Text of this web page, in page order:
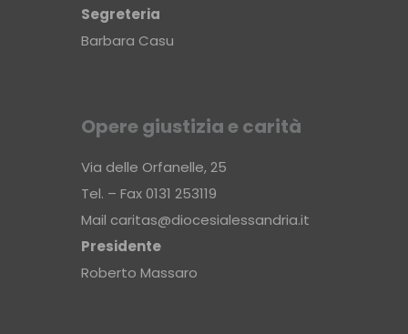
Segreteria
Barbara Casu
Opere giustizia e carità
Via delle Orfanelle, 25
Tel. – Fax 0131 253119
Mail caritas@diocesialessandria.it
Presidente
Roberto Massaro